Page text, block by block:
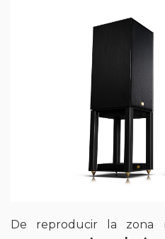
De reproducir la zona